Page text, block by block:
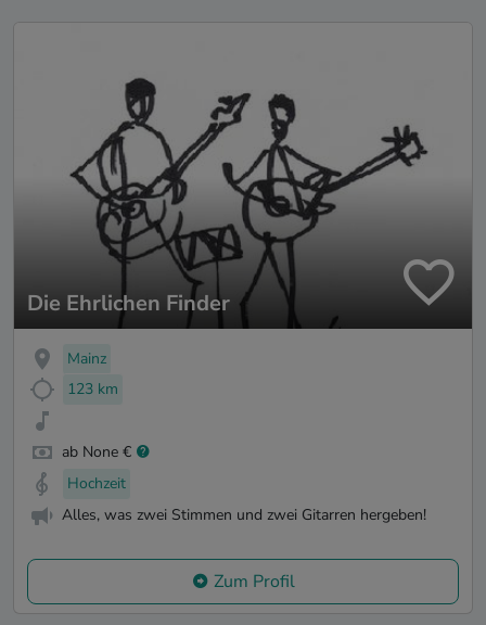
Die Ehrlichen Finder
Mainz
123 km
ab None €
Hochzeit
Alles, was zwei Stimmen und zwei Gitarren hergeben!
Zum Profil